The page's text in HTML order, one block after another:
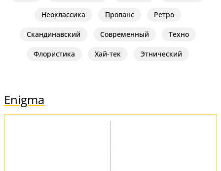
Неоклассика Прованс Ретро
Скандинавский Современный Техно
Флористика Хай-тек Этнический
Enigma